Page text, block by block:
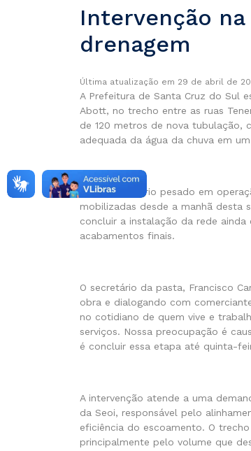
Intervenção
drenagem
Última atualização em 29 de abril de
A Prefeitura de Santa Cruz do Sul
Abott, no trecho entre as ruas
de 120 metros de nova tubulação,
adequada da água da chuva em
Com maquinário pesado em
mobilizadas desde a manhã desta
concluir a instalação da rede
acabamentos finais.
O secretário da pasta, Francisco
obra e dialogando com
no cotidiano de quem vive e
serviços. Nossa preocupação é
é concluir essa etapa até quinta-
A intervenção atende a uma
da Seoi, responsável pelo
eficiência do escoamento. O
principalmente pelo volume que